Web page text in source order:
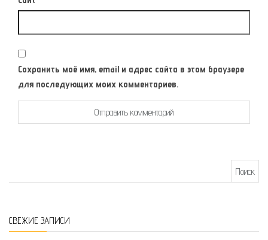
Сохранить моё имя, email и адрес сайта в этом браузере
для последующих моих комментариев.
СВЕЖИЕ ЗАПИСИ